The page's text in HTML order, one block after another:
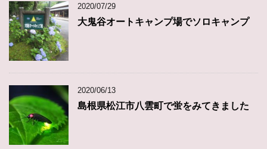
2020/07/29
大鬼谷オートキャンプ場でソロキャンプ
2020/06/13
島根県松江市八雲町で蛍をみてきました